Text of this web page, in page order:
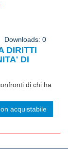
Downloads: 0
DIRITTI
DI
di chi ha
acquistabile